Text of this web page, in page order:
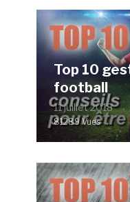
Top 10
football
11 juillet 2018
81289 Vues